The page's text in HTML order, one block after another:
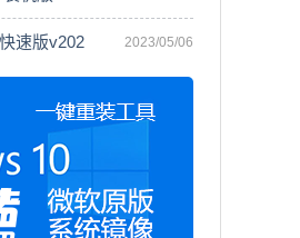
速版v202 2023/05/06